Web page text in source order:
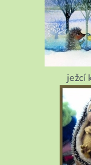
ježcí